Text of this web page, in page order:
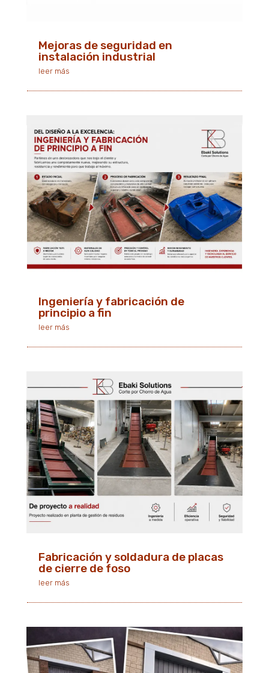
Mejoras de seguridad en
instalación industrial
leer más
Ingeniería y fabricación de
principio a fin
leer más
Fabricación y soldadura de placas
de cierre de foso
leer más